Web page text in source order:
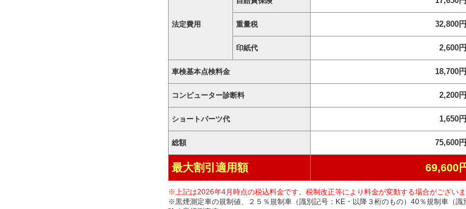
法定費用 重量税 32,800円
印紙代 2,600円
車検基本点検料金 18,700円
コンピューター診断料 2,200円
ショートパーツ代 1,650円
総額 75,600円
最大割引適用額 69,600
※上記は2026年4月時点の税込料金です。税制改正等により料金が変動する場合がござい
※黒煙測定車の規制値、２５％規制車（識別記号：KE・以降３桁のもの）40％規制車（